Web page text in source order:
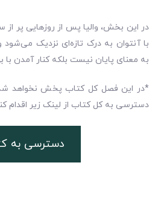
در این بخش، والیا پس از روزهایی پر
با آنتوان به درک تازه‌ای نزدیک
به معنای پایان نیست بلکه کنار آمدن
*در این فصل کل کتاب پخش نخواهد شد.
دسترسی به کل کتاب از لینک زیر اقدام
دسترسی به